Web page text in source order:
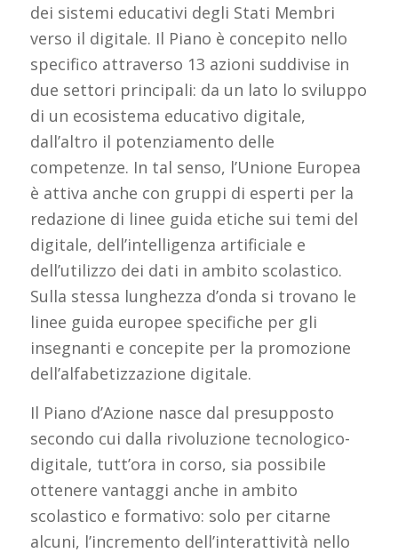
dei sistemi educativi degli Stati Membri
verso il digitale. Il Piano è concepito nello
specifico attraverso 13 azioni suddivise in
due settori principali: da un lato lo sviluppo
di un ecosistema educativo digitale,
dall’altro il potenziamento delle
competenze. In tal senso, l’Unione Europea
è attiva anche con gruppi di esperti per la
redazione di linee guida etiche sui temi del
digitale, dell’intelligenza artificiale e
dell’utilizzo dei dati in ambito scolastico.
Sulla stessa lunghezza d’onda si trovano le
linee guida europee specifiche per gli
insegnanti e concepite per la promozione
dell’alfabetizzazione digitale.
Il Piano d’Azione nasce dal presupposto
secondo cui dalla rivoluzione tecnologico-
digitale, tutt’ora in corso, sia possibile
ottenere vantaggi anche in ambito
scolastico e formativo: solo per citarne
alcuni, l’incremento dell’interattività nello